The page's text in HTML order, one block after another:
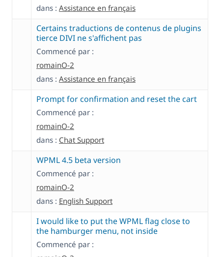
dans : Assistance en français
Certains traductions de contenus de plugins
tierce DIVI ne s'affichent pas
Commencé par :
romainO-2
dans : Assistance en français
Prompt for confirmation and reset the cart
Commencé par :
romainO-2
dans : Chat Support
WPML 4.5 beta version
Commencé par :
romainO-2
dans : English Support
I would like to put the WPML flag close to
the hamburger menu, not inside
Commencé par :